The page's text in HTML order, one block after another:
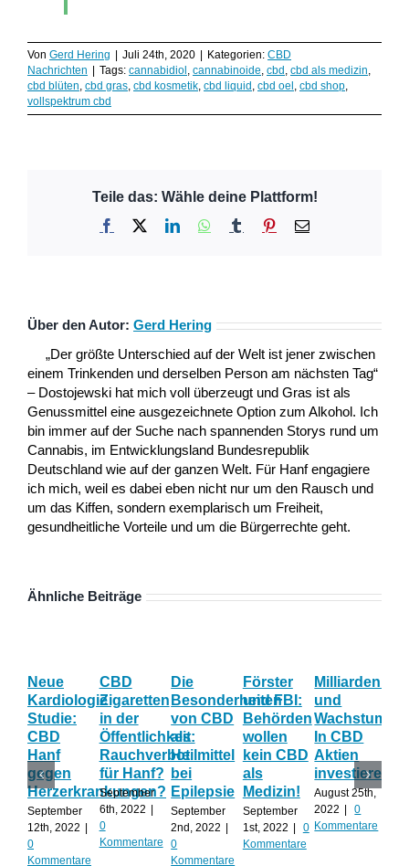
Von Gerd Hering | Juli 24th, 2020 | Kategorien: CBD
Nachrichten | Tags: cannabidiol, cannabinoide, cbd, cbd als medizin,
cbd blüten, cbd gras, cbd kosmetik, cbd liquid, cbd oel, cbd shop,
vollspektrum cbd
Teile das: Wähle deine Plattform!
Facebook LinkedInWhatsApp
Tumblr Pinterest
E-
Über den Autor: Gerd Hering
„Der größte Unterschied auf der Welt ist jener zwischen
einem Trinkenden und derselben Person am nächsten Tag“
– Dostojewski hat mich voll überzeugt und Gras ist als
Genussmittel eine ausgezeichnete Option zum Alkohol. Ich
bin immer auf der Suche nach spannenden Storys rund um
Cannabis, im Entwicklungsland Bundesrepublik
Deutschland wie auf der ganzen Welt. Für Hanf engagiere
ich mich, weil es dabei eben nicht nur um den Rausch und
um das Kiffen, sondern exemplarisch um Freiheit,
gesundheitliche Vorteile und um die Bürgerrechte geht.
Ähnliche Beiträge
Neue
Kardiologie
Studie:
CBD
Hanf
gegen
Herzerkrankungen?
September
12th, 2022
0
Kommentare
CBD
Zigaretten
in der
Öffentlichkeit:
Rauchverbot
für Hanf?
September
6th, 2022
0
Kommentare
Die
Besonderheiten
von CBD
als
Heilmittel
bei
Epilepsie
September
2nd, 2022
0
Kommentare
Förster
und FBI:
Behörden
wollen
kein CBD
als
Medizin!
September
1st, 2022
0
Kommentare
und
Wachstum:
In CBD
Aktien
investieren?
August 25th,
2022
0
Kommentare